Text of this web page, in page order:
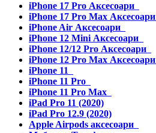
iPhone 17 Pro Аксесоари
iPhone 17 Pro Max Аксесоари
iPhone Air Аксесоари
iPhone 12 Mini Аксесоари
iPhone 12/12 Pro Аксесоари
iPhone 12 Pro Max Аксесоари
iPhone 11
iPhone 11 Pro
iPhone 11 Pro Max
iPad Pro 11 (2020)
iPad Pro 12.9 (2020)
Apple Airpods аксесоари